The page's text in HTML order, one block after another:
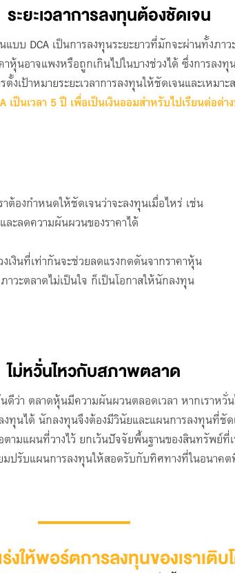
ระยะเวลาการลงทุนต้องชัดเจน
แบบ DCA เป็นการลงทุนระยะยาวที่มักจะผ่านทั้งภ
าหุ้นอาจแพงหรือถูกเกินไปในบางช่วงได้ ซึ่งการล
รตั้งเป้าหมายระยะเวลาการลงทุนให้ชัดเจนและเหม
เป็นเวลา 5 ปี เพื่อเป็นเงินออมสำหรับไปเรียนต่อต่า
าต้องกำหนดให้ชัดเจนว่าจะลงทุนเมื่อไหร่ เช่น
ะลดความผันผวนของราคาได้
เงินที่เท่ากันจะช่วยลดแรงกดดันจากราคาหุ้น
วะตลาดไม่เป็นใจ ก็เป็นโอกาสให้นักลงทุน
ไม่หวั่นไหวกับสภาพตลาด
ดีว่า ตลาดหุ้นมีความผันผวนตลอดเวลา หากเราห
งทุนได้ นักลงทุนจึงต้องมีวินัยและแผนการลงทุนที่ชัด
ตามแผนที่วางไว้ ยกเว้นปัจจัยพื้นฐานของสินทรัพย์ที่
มปรับแผนการลงทุนให้สอดรับกับทิศทางที่ในอนาค
งให้พอร์ตการลงทุนของเราเติบ